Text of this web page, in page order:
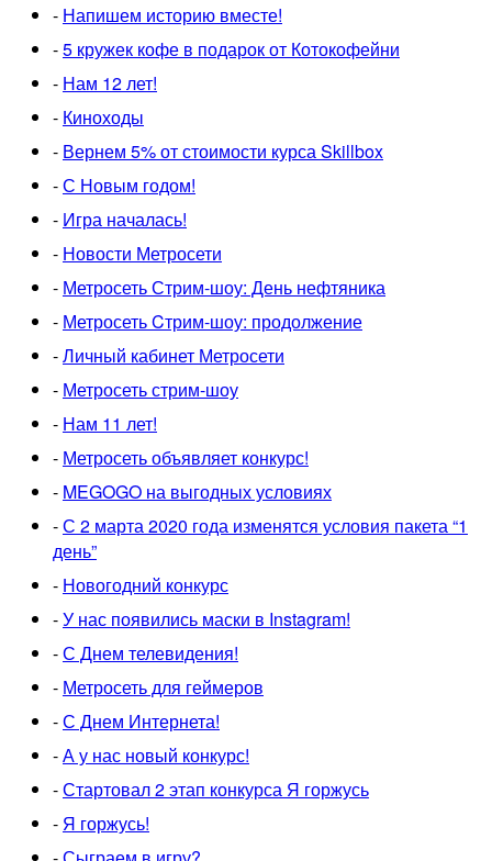
- Напишем историю вместе!
-5 кружек кофе в подарок от Котокофейни
- Нам 12 лет!
- Киноходы
- Вернем 5% от стоимости курса Skillbox
-С Новым годом!
- Игра началась!
- Новости Метросети
- Метросеть Стрим-шоу: День нефтяника
- Метросеть Cтрим-шоу: продолжение
-Личный кабинет Метросети
- Метросеть стрим-шоу
- Нам 11 лет!
- Метросеть объявляет конкурс!
- MEGOGO на выгодных условиях
-С 2 марта 2020 года изменятся условия пакета “1
день”
- Новогодний конкурс
-У нас появились маски в Instagram!
-С Днем телевидения!
- Метросеть для геймеров
-С Днем Интернета!
-А у нас новый конкурс!
-Стартовал 2 этап конкурса Я горжусь
- Я горжусь!